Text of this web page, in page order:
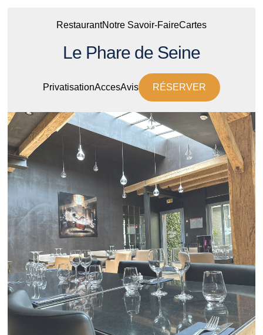
RestaurantNotre Savoir-FaireCartes
Le Phare de Seine
PrivatisationAccesAvis RÉSERVER